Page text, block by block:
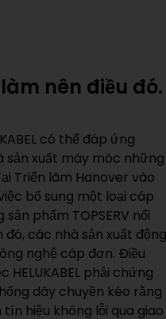
nên điều đó.
có thể đáp ứng
xuất máy móc những
Triển lãm Hanover vào
bổ sung một loại cáp
phẩm TOPSERV nổi
các nhà sản xuất động
nghệ cáp đơn. Điều
phải chứng
dây chuyền kéo rằng
hiệu không lỗi qua giao
đến khi máy đã hoạt
được thực hiện để đảm
ứng dụng động như
có thể làm đứt lớp chắn
có thể làm giảm hiệu
và mức độ che phủ của
hóa theo động lực học
như các thông số tốc
lớp chắn EMC, ngay cả
lớp lưới, lớp lưới phải